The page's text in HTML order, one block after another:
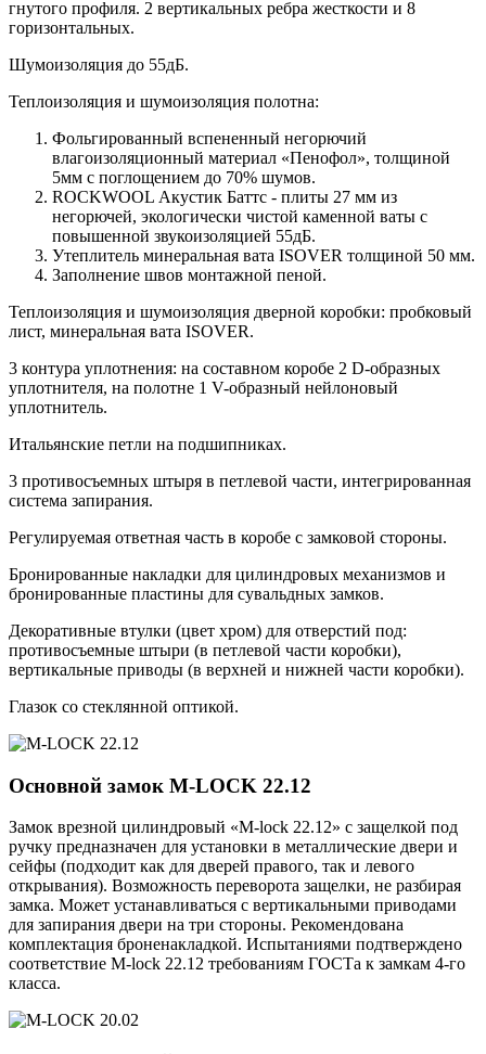
гнутого профиля. 2 вертикальных ребра жесткости и 8
горизонтальных.
Шумоизоляция до 55дБ.
Теплоизоляция и шумоизоляция полотна:
Фольгированный вспененный негорючий
влагоизоляционный материал «Пенофол», толщиной
5мм с поглощением до 70% шумов.
ROCKWOOL Акустик Баттс - плиты 27 мм из
негорючей, экологически чистой каменной ваты с
повышенной звукоизоляцией 55дБ.
Утеплитель минеральная вата ISOVER толщиной 50 мм.
Заполнение швов монтажной пеной.
Теплоизоляция и шумоизоляция дверной коробки: пробковый
лист, минеральная вата ISOVER.
3 контура уплотнения: на составном коробе 2 D-образных
уплотнителя, на полотне 1 V-образный нейлоновый
уплотнитель.
Итальянские петли на подшипниках.
3 противосъемных штыря в петлевой части, интегрированная
система запирания.
Регулируемая ответная часть в коробе с замковой стороны.
Бронированные накладки для цилиндровых механизмов и
бронированные пластины для сувальдных замков.
Декоративные втулки (цвет хром) для отверстий под:
противосъемные штыри (в петлевой части коробки),
вертикальные приводы (в верхней и нижней части коробки).
Глазок со стеклянной оптикой.
Основной замок M-LOCK 22.12
Замок врезной цилиндровый «M-lock 22.12» с защелкой под
ручку предназначен для установки в металлические двери и
сейфы (подходит как для дверей правого, так и левого
открывания). Возможность переворота защелки, не разбирая
замка. Может устанавливаться с вертикальными приводами
для запирания двери на три стороны. Рекомендована
комплектация броненакладкой. Испытаниями подтверждено
соответствие M-lock 22.12 требованиям ГОСТа к замкам 4-го
класса.